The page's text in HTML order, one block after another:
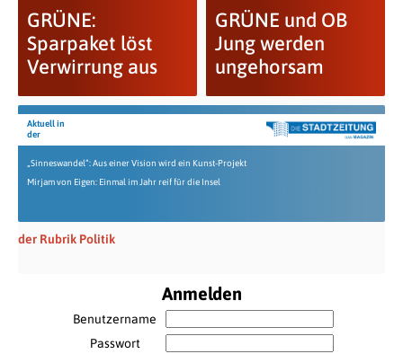
GRÜNE:
Sparpaket löst
Verwirrung aus
GRÜNE und OB
Jung werden
ungehorsam
Aktuell in
der
„Sinneswandel“: Aus einer Vision wird ein Kunst-Projekt
Mirjam von Eigen: Einmal im Jahr reif für die Insel
der Rubrik Politik
Anmelden
Benutzername
Passwort